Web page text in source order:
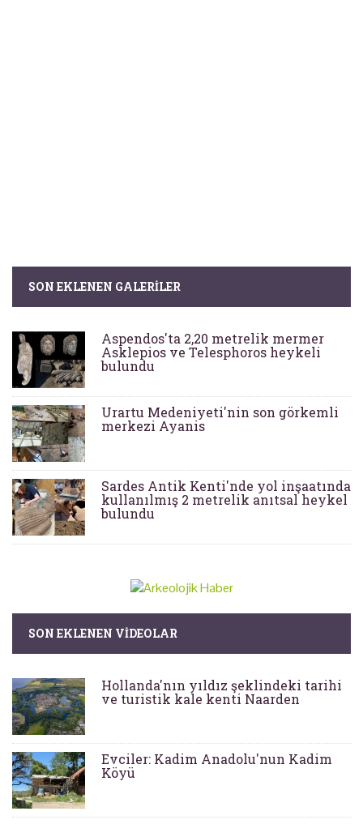
SON EKLENEN GALERILER
Aspendos'ta 2,20 metrelik mermer
Asklepios ve Telesphoros heykeli
bulundu
Urartu Medeniyeti'nin son görkemli
merkezi Ayanis
Sardes Antik Kenti'nde yol inşaatında
kullanılmış 2 metrelik anıtsal heykel
bulundu
SON EKLENEN VIDEOLAR
Hollanda'nın yıldız şeklindeki tarihi
ve turistik kale kenti Naarden
Evciler: Kadim Anadolu'nun Kadim
Köyü